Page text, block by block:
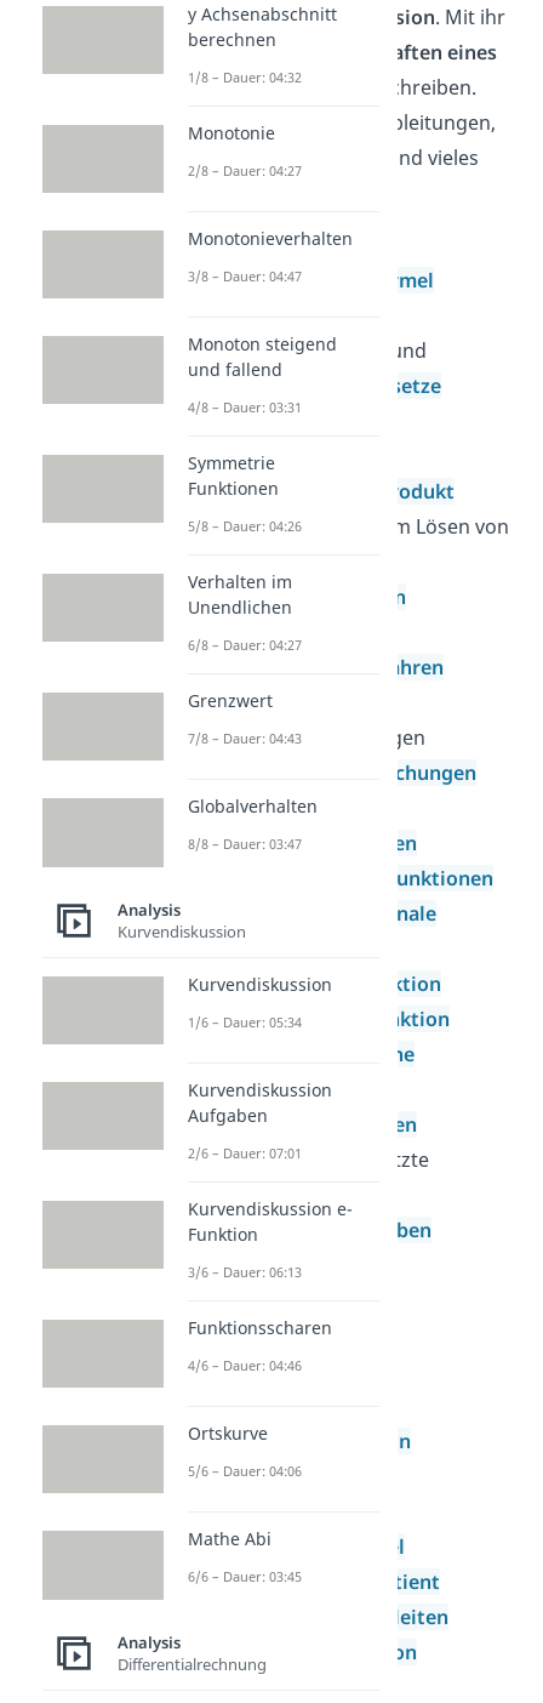
dabei dieKurvendiskussion. Mit ihr
kannst du die
Eigenschaften eines
Funktionsgraphen
beschreiben.
Dafür verwendest du Ableitungen,
Grenzwerte, Integrale und vieles
Grundlagen
Mitternachtsformel
Potenzgesetze
und
Logarithmusgesetze
Wurzelgesetze
Nullstellen
Satz vom Nullprodukt
Substitution
zum Lösen von
Polynomdivision
Näherungsverfahren
Gleichungen
Wurzelgleichungen
Exponentialgleichungen
Funktionen
Potenzfunktionen
Ganzrationale Funktionen
Gebrochenrationale
Exponentialfunktion
Logarithmusfunktion
Trigonometrische
Funktionen
Wurzelfunktionen
Zusammengesetzte
Steckbriefaufgaben
Stetigkeit
Ableitung
Ableitung der
Ableitungsregeln
Produktregel
Quotientenregel
Differenzenquotient
Graphisches Ableiten
Schnittwinkel von
y Achsenabschnitt
berechnen
1/8 – Dauer: 04:32
Monotonie
2/8 – Dauer: 04:27
Monotonieverhalten
3/8 – Dauer: 04:47
Monoton steigend
und fallend
4/8 – Dauer: 03:31
Symmetrie
Funktionen
5/8 – Dauer: 04:26
Verhalten im
Unendlichen
6/8 – Dauer: 04:27
Grenzwert
7/8 – Dauer: 04:43
Globalverhalten
8/8 – Dauer: 03:47
Analysis
Kurvendiskussion
Kurvendiskussion
1/6 – Dauer: 05:34
Kurvendiskussion
Aufgaben
2/6 – Dauer: 07:01
Kurvendiskussion e-
Funktion
3/6 – Dauer: 06:13
Funktionsscharen
4/6 – Dauer: 04:46
Ortskurve
5/6 – Dauer: 04:06
Mathe Abi
6/6 – Dauer: 03:45
Analysis
Differentialrechnung